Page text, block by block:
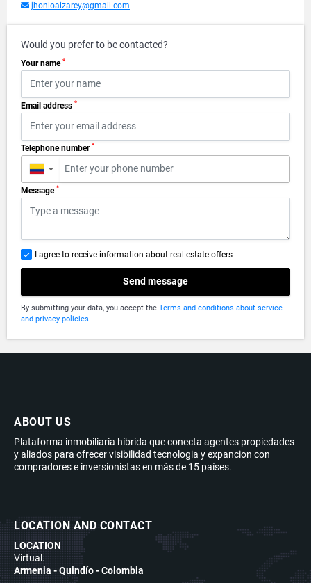
jhonloaizarey@gmail.com
Would you prefer to be contacted?
Your name *
Email address *
Telephone number *
▼
Message *
I agree to receive information about real estate offers
Send message
By submitting your data, you accept the Terms and conditions about service
and privacy policies
ABOUT US
Plataforma inmobiliaria híbrida que conecta agentes propiedades
y aliados para ofrecer visibilidad tecnologia y expancion con
compradores e inversionistas en más de 15 países.
LOCATION AND CONTACT
LOCATION
Virtual.
Armenia - Quindío - Colombia